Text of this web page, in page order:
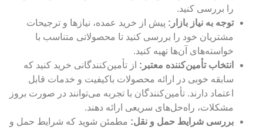
را بررسی کنید.
توجه به نیاز بازار: پیش از خرید عمده، نیازها و ترجیحات
مشتریان خود را بررسی کنید تا محصولاتی متناسب با
خواسته‌های آن‌ها تهیه کنید.
انتخاب تأمین‌کننده معتبر: از تأمین‌کنندگانی خرید کنید که
سابقه خوبی در ارائه محصولات باکیفیت و خدمات قابل
اعتماد دارند. تأمین‌کنندگان با تجربه می‌توانند در صورت بروز
مشکلات، راه‌حل‌های سریعی ارائه دهند.
بررسی شرایط حمل و نقل: مطمئن شوید که شرایط حمل و